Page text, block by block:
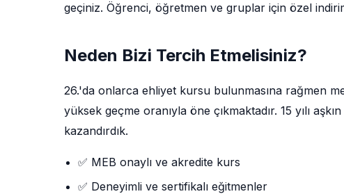
geçiniz. Öğrenci, öğretmen ve gruplar için özel
Neden Bizi Tercih Etmelisiniz?
26.'da onlarca ehliyet kursu bulunmasına rağmen
yüksek geçme oranıyla öne çıkmaktadır. 15 yılı
kazandırdık.
✅ MEB onaylı ve akredite kurs
✅ Deneyimli ve sertifikalı eğitmenler